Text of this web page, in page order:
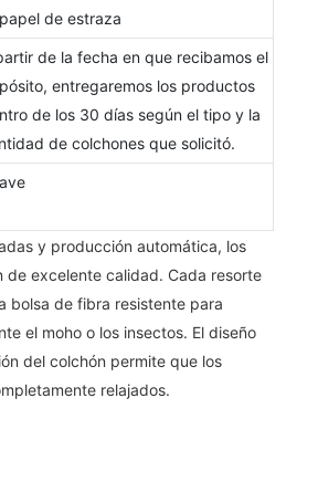
de estraza
de la fecha en que recibamos el
entregaremos los productos
de los 30 días según el tipo y la
de colchones que solicitó.
y producción automática, los
de excelente calidad. Cada resorte
bolsa de fibra resistente para
el moho o los insectos. El diseño
del colchón permite que los
relajados.